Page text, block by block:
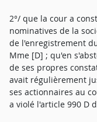
2°/ que la cour a
nominatives de la
de l'enregistrement
Mme [D] ; qu'en
de ses propres
avait régulièrement
ses actionnaires au
a violé l'article 990 D